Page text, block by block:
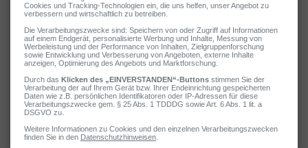
Weltdiabetestag:
Quiz
Das Quiz zum Thema: Wie gut kennen Sie sich mit dem